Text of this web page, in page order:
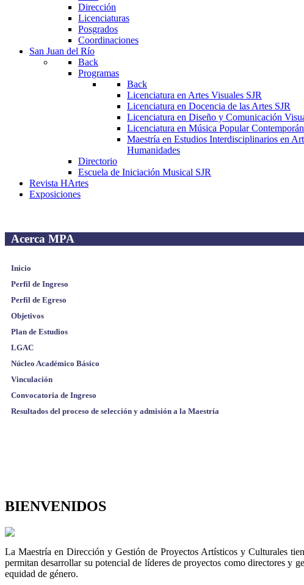
Dirección
Licenciaturas
Posgrados
Coordinaciones
San Juan del Río
Back
Programas
Back
Licenciatura en Artes Visuales SJR
Licenciatura en Docencia de las Artes SJR
Licenciatura en Diseño y Comunicación
Licenciatura en Música Popular
Maestría en Estudios Interdisciplinarios en
Humanidades
Directorio
Escuela de Iniciación Musical SJR
Revista HArtes
Exposiciones
Acerca MPA
Inicio
Perfil de Ingreso
Perfil de Egreso
Objetivos
Plan de Estudios
LGAC
Núcleo Académico Básico
Vinculación
Convocatoria de Ingreso
Resultados del proceso de selección y admisión a la Maestría
BIENVENIDOS
La Maestría en Dirección y Gestión de Proyectos Artísticos y Culturales
permitan desarrollar su potencial de líderes de proyectos como directores y
equidad de género.